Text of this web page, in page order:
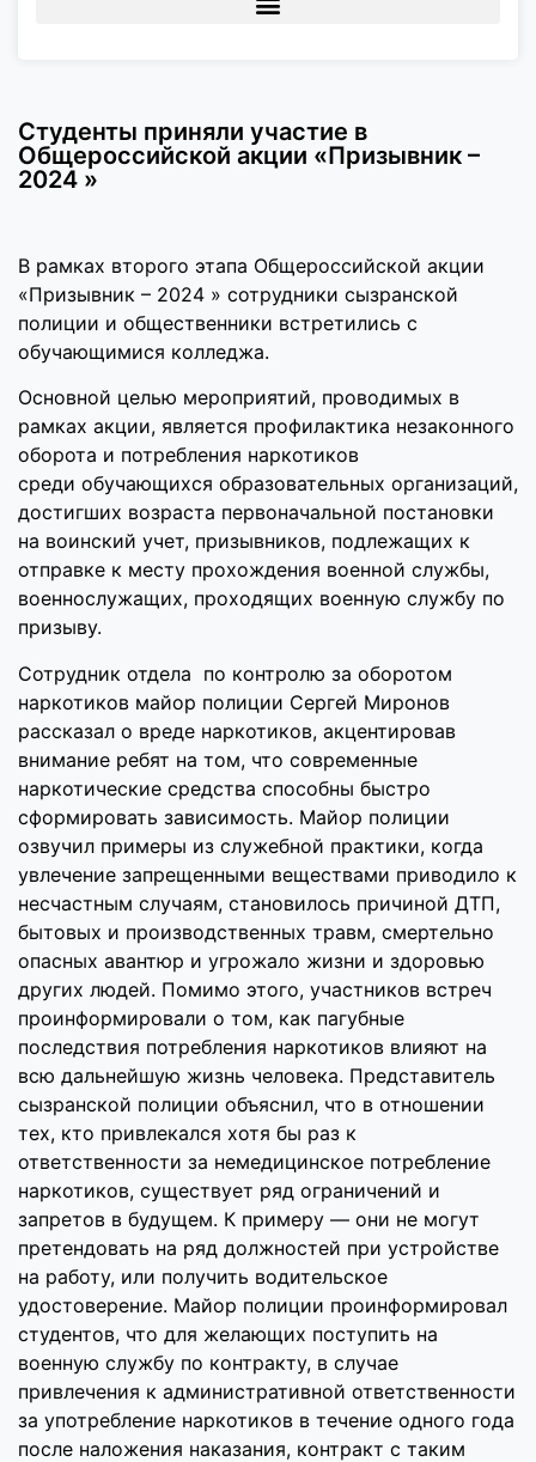
Студенты приняли участие в
Общероссийской акции «Призывник –
2024 »
В рамках второго этапа Общероссийской акции
«Призывник – 2024 » сотрудники сызранской
полиции и общественники встретились с
обучающимися колледжа.
Основной целью мероприятий, проводимых в
рамках акции, является профилактика незаконного
оборота и потребления наркотиков
среди обучающихся образовательных организаций,
достигших возраста первоначальной постановки
на воинский учет, призывников, подлежащих к
отправке к месту прохождения военной службы,
военнослужащих, проходящих военную службу по
призыву.
Сотрудник отдела по контролю за оборотом
наркотиков майор полиции Сергей Миронов
рассказал о вреде наркотиков, акцентировав
внимание ребят на том, что современные
наркотические средства способны быстро
сформировать зависимость. Майор полиции
озвучил примеры из служебной практики, когда
увлечение запрещенными веществами приводило к
несчастным случаям, становилось причиной ДТП,
бытовых и производственных травм, смертельно
опасных авантюр и угрожало жизни и здоровью
других людей. Помимо этого, участников встреч
проинформировали о том, как пагубные
последствия потребления наркотиков влияют на
всю дальнейшую жизнь человека. Представитель
сызранской полиции объяснил, что в отношении
тех, кто привлекался хотя бы раз к
ответственности за немедицинское потребление
наркотиков, существует ряд ограничений и
запретов в будущем. К примеру — они не могут
претендовать на ряд должностей при устройстве
на работу, или получить водительское
удостоверение. Майор полиции проинформировал
студентов, что для желающих поступить на
военную службу по контракту, в случае
привлечения к административной ответственности
за употребление наркотиков в течение одного года
после наложения наказания, контракт с таким